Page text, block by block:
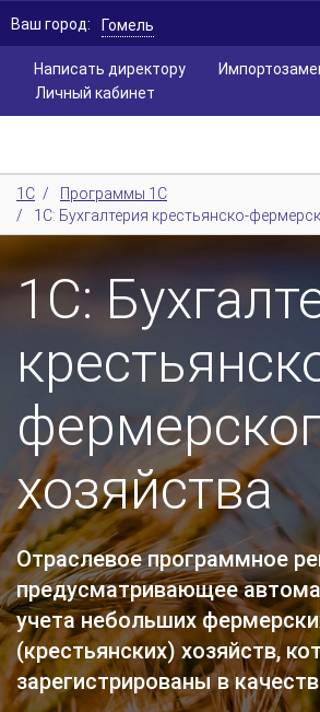
Написать директору
Личный кабинет
Ваш город: Гомель
1С /
Программы 1С
/
1С: Бухгалтерия крестьянско-
1С:
хозяйства
Отраслевое программное
предусматривающее
учета небольших
(крестьянских) хозяйств,
зарегистрированы в